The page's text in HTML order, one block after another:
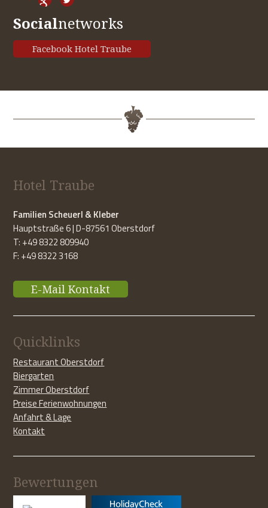
Socialnetworks
Facebook Hotel Traube
Hotel Traube
Familien Scheuerl & Kleber
Hauptstraße 6 | D-87561 Oberstdorf
T: +49 8322 809940
F: +49 8322 3168
E-Mail Kontakt
Quicklinks
Restaurant Oberstdorf
Biergarten
Zimmer Oberstdorf
Preise Ferienwohnungen
Anfahrt & Lage
Kontakt
Bewertungen